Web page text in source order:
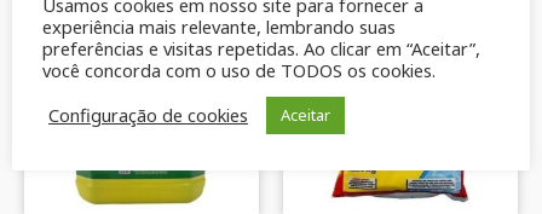
experiência mais relevante, lembrando suas
preferências e visitas repetidas. Ao clicar em “Aceitar”,
você concorda com o uso de TODOS os cookies.
Configuração de cookies
Aceitar